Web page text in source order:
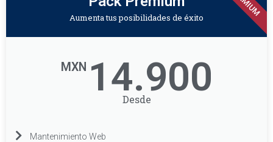
Aumenta tus posibilidades de éxito
MXN 14.900
Desde
Mantenimiento Web